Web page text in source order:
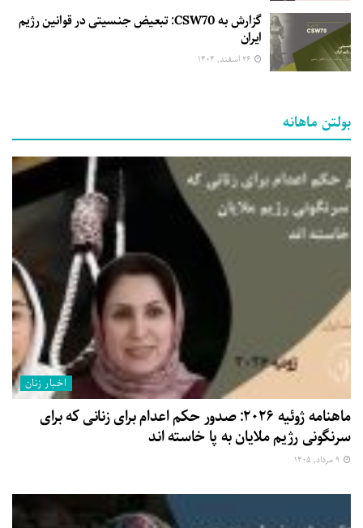
گزارش به CSW70: تبعیض جنسیتی در قوانین رژیم
ایران
بولتن ماهانه
اخبار زنان
ماهنامه ژوئیه ۲۰۲۶: صدور حکم اعدام برای زنانی که برای
سرنگونی رژیم ملایان به پا خاسته اند